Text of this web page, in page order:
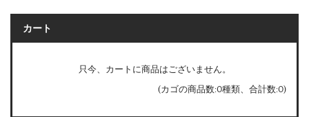
カート
只今、カートに商品はございません。
(カゴの商品数:0種類、合計数:0)